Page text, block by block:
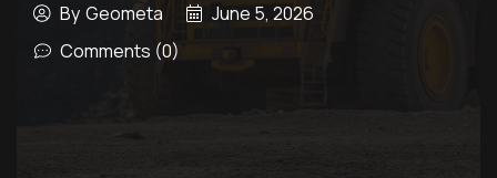
By Geometa
June 5, 2026
Comments (0)